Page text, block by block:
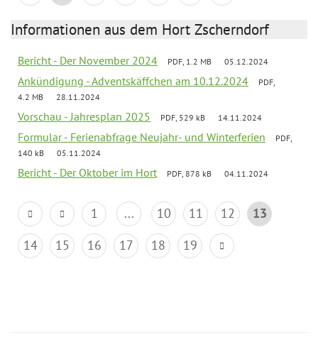
Informationen aus dem Hort Zscherndorf
Bericht - Der November 2024 PDF, 1.2 MB 05.12.2024
Ankündigung - Adventskäffchen am 10.12.2024
PDF,
4.2 MB
28.11.2024
Vorschau - Jahresplan 2025 PDF, 529 kB 14.11.2024
Formular - Ferienabfrage Neujahr- und Winterferien
PDF,
140 kB
05.11.2024
Bericht - Der Oktober im Hort PDF, 878 kB 04.11.2024
1 ... 10 11 12
13
14
15 16 17 18 19